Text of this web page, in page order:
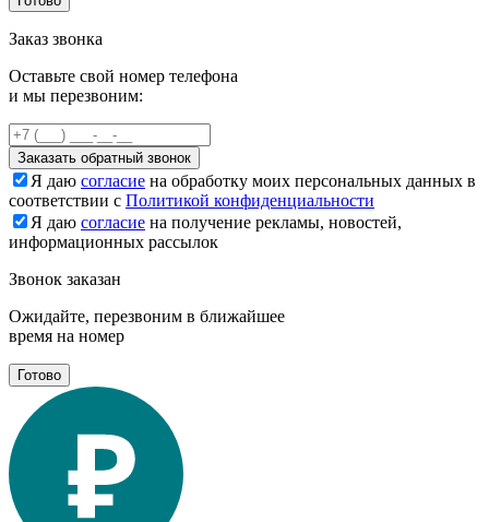
Заказ звонка
Оставьте свой номер телефона
и мы перезвоним:
Заказать обратный звонок
Я даю согласие на обработку моих персональных данных в
соответствии с Политикой конфиденциальности
Я даю согласие на получение рекламы, новостей,
информационных рассылок
Звонок заказан
Ожидайте, перезвоним в ближайшее
время на номер
Готово